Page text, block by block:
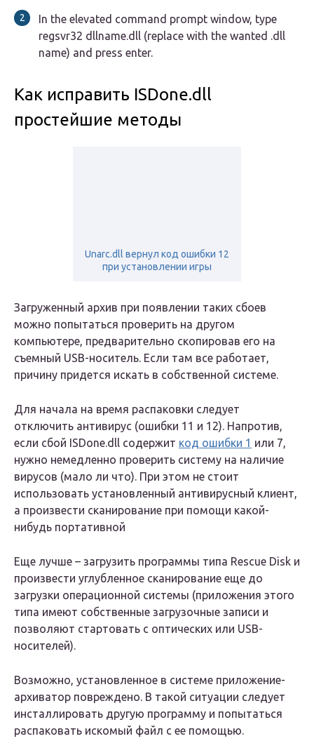
In the elevated command prompt window, type
regsvr32 dllname.dll (replace with the wanted .dll
name) and press enter.
Как исправить ISDone.dll
простейшие методы
Unarc.dll вернул код ошибки 12
при установлении игры
Загруженный архив при появлении таких сбоев
можно попытаться проверить на другом
компьютере, предварительно скопировав его на
съемный USB-носитель. Если там все работает,
причину придется искать в собственной системе.
Для начала на время распаковки следует
отключить антивирус (ошибки 11 и 12). Напротив,
если сбой ISDone.dll содержит код ошибки 1 или 7,
нужно немедленно проверить систему на наличие
вирусов (мало ли что). При этом не стоит
использовать установленный антивирусный клиент,
а произвести сканирование при помощи какой-
нибудь портативной
Еще лучше – загрузить программы типа Rescue Disk и
произвести углубленное сканирование еще до
загрузки операционной системы (приложения этого
типа имеют собственные загрузочные записи и
позволяют стартовать с оптических или USB-
носителей).
Возможно, установленное в системе приложение-
архиватор повреждено. В такой ситуации следует
инсталлировать другую программу и попытаться
распаковать искомый файл с ее помощью.